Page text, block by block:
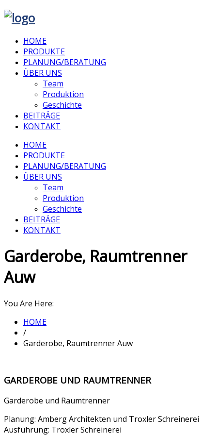
HOME
PRODUKTE
PLANUNG/BERATUNG
ÜBER UNS
Team
Produktion
Geschichte
BEITRÄGE
KONTAKT
HOME
PRODUKTE
PLANUNG/BERATUNG
ÜBER UNS
Team
Produktion
Geschichte
BEITRÄGE
KONTAKT
Garderobe, Raumtrenner
Auw
You Are Here:
HOME
/
Garderobe, Raumtrenner Auw
GARDEROBE UND RAUMTRENNER
Garderobe und Raumtrenner
Planung: Amberg Architekten und Troxler Schreinerei
Ausführung: Troxler Schreinerei